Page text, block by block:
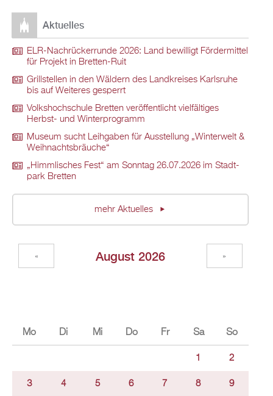
Ak­tu­el­les
ELR-Nach­rü­ck­er­run­de 2026: Land be­wil­ligt För­der­mit­tel
für Pro­jekt in Brett­en-Ruit
Grill­stel­len in den Wäl­dern des Land­krei­ses Karls­ru­he
bis auf Wei­te­res ge­sperrt
Volks­hoch­schu­le Brett­en ver­öf­fent­licht viel­fäl­ti­ges
Herbst- und Win­ter­pro­gramm
Mu­se­um sucht Leih­ga­ben für Aus­stel­lung „Win­ter­welt &
Weih­nachts­bräu­che“
„Himm­li­sches Fest“ am Sonn­tag 26.07.2026 im Stadt­
park Brett­en
mehr Ak­tu­el­les
Au­gust 2026
« »
Mo Di Mi Do Fr Sa So
1 2
3 4 5 6 7 8 9